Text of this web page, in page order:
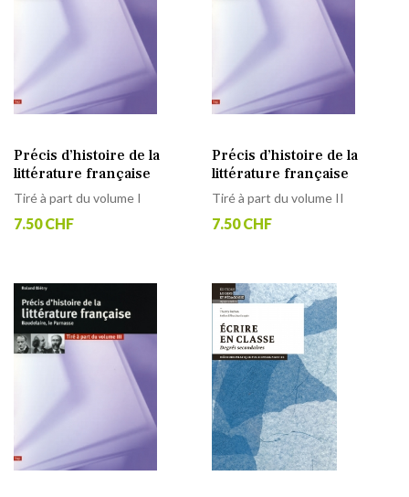
Précis d’histoire de la
littérature française
Tiré à part du volume I
7.50 CHF
Précis d’histoire de la
littérature française
Tiré à part du volume II
7.50 CHF